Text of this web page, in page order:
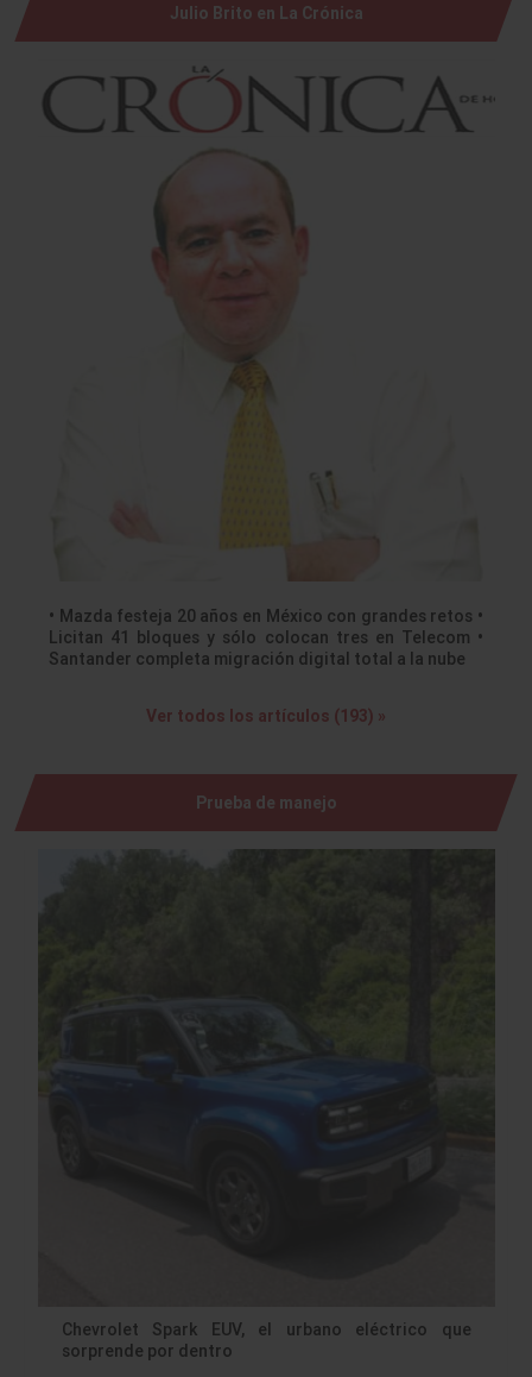
Julio Brito en La Crónica
• Mazda festeja 20 años en México con grandes retos •
Licitan 41 bloques y sólo colocan tres en Telecom •
Santander completa migración digital total a la nube
Ver todos los artículos (193) »
Prueba de manejo
Chevrolet Spark EUV, el urbano eléctrico que
sorprende por dentro